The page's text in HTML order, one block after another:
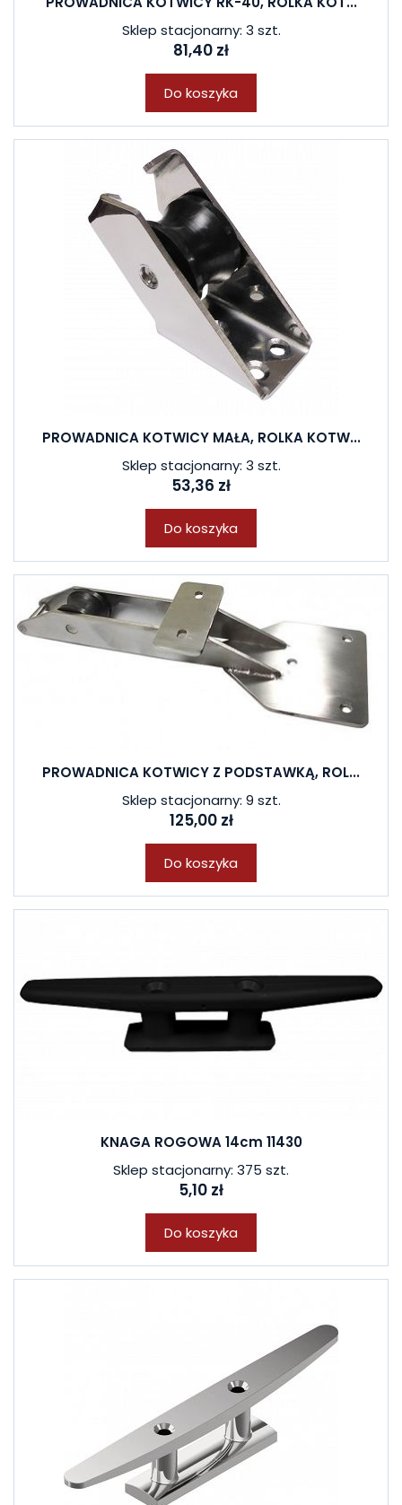
Sklep stacjonarny: 3 szt.
81,40 zł
Do koszyka
PROWADNICA KOTWICY MAŁA, ROLKA KOTW...
Sklep stacjonarny: 3 szt.
53,36 zł
Do koszyka
PROWADNICA KOTWICY Z PODSTAWKĄ, ROL...
Sklep stacjonarny: 9 szt.
125,00 zł
Do koszyka
KNAGA ROGOWA 14cm 11430
Sklep stacjonarny: 375 szt.
5,10 zł
Do koszyka